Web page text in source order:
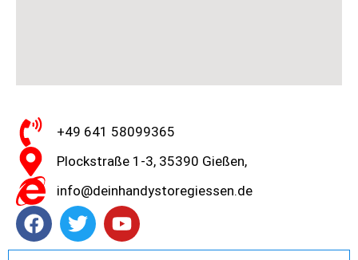
+49 641 58099365
Plockstraße 1-3, 35390 Gießen,
info@deinhandystoregiessen.de